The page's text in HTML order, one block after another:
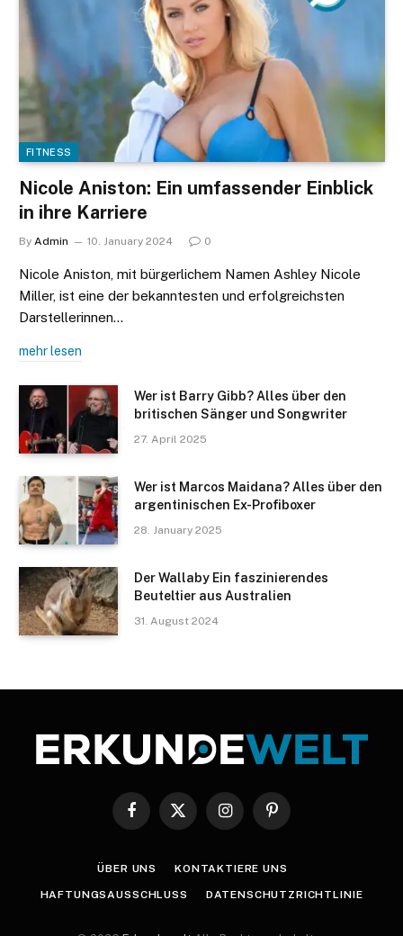
FITNESS
Nicole Aniston: Ein umfassender Einblick
in ihre Karriere
By Admin 10. January 2024 0
Nicole Aniston, mit bürgerlichem Namen Ashley Nicole
Miller, ist eine der bekanntesten und erfolgreichsten
Darstellerinnen…
mehr lesen
Wer ist Barry Gibb? Alles über den
britischen Sänger und Songwriter
27. April 2025
Wer ist Marcos Maidana? Alles über den
argentinischen Ex-Profiboxer
28. January 2025
Der Wallaby Ein faszinierendes
Beuteltier aus Australien
31. August 2024
Facebook
X
InstagramPinterest
ÜBER UNS KONTAKTIERE UNS
HAFTUNGSAUSSCHLUSS DATENSCHUTZRICHTLINIE